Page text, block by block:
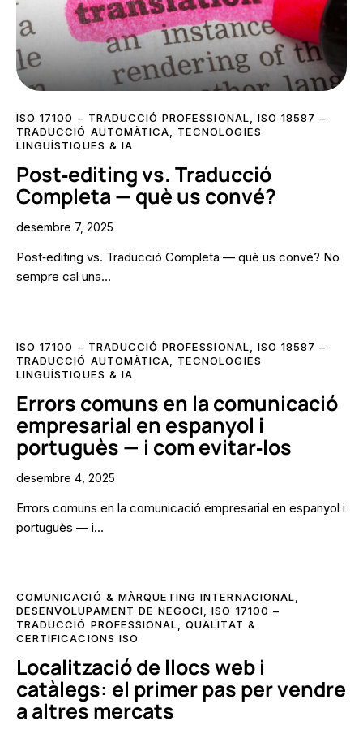
ISO 17100 – TRADUCCIÓ PROFESSIONAL
ISO 18587 –
TRADUCCIÓ AUTOMÀTICA
TECNOLOGIES
LINGÜÍSTIQUES & IA
Post‑editing vs. Traducció
Completa — què us convé?
desembre 7, 2025
Post‑editing vs. Traducció Completa — què us convé? No
sempre cal una…
ISO 17100 – TRADUCCIÓ PROFESSIONAL
ISO 18587 –
TRADUCCIÓ AUTOMÀTICA
TECNOLOGIES
LINGÜÍSTIQUES & IA
Errors comuns en la comunicació
empresarial en espanyol i
portuguès — i com evitar‑los
desembre 4, 2025
Errors comuns en la comunicació empresarial en espanyol i
portuguès — i…
COMUNICACIÓ & MÀRQUETING INTERNACIONAL
DESENVOLUPAMENT DE NEGOCI ,ISO 17100 –
TRADUCCIÓ PROFESSIONAL ,QUALITAT &
CERTIFICACIONS ISO
Localització de llocs web i
catàlegs: el primer pas per vendre
a altres mercats